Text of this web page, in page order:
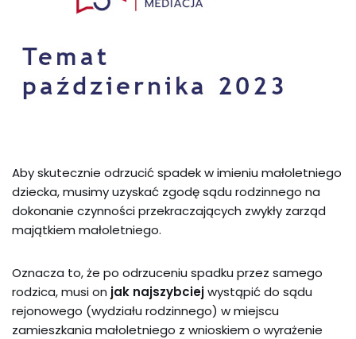
Aby skutecznie odrzucić spadek w imieniu małoletniego
dziecka, musimy uzyskać zgodę sądu rodzinnego na
dokonanie czynności przekraczających zwykły zarząd
majątkiem małoletniego.
Oznacza to, że po odrzuceniu spadku przez samego
rodzica, musi on jak najszybciejwystąpić do sądu
rejonowego (wydziału rodzinnego) w miejscu
zamieszkania małoletniego z wnioskiem o wyrażenie